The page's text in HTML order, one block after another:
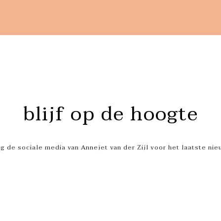
blijf op de hoogte
de sociale media van Annejet van der Zijl voor het laatste